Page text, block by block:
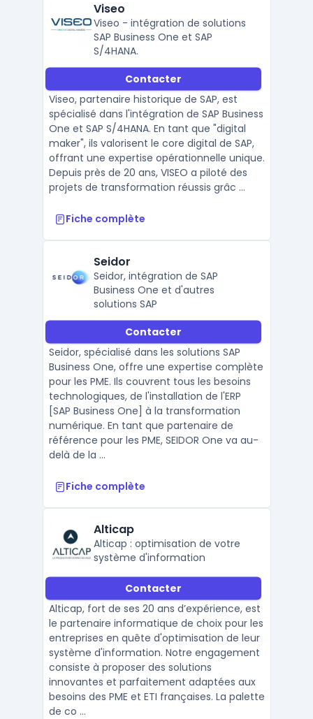
Viseo
Viseo - intégration de solutions
SAP Business One et SAP
S/4HANA.
Contacter
Viseo, partenaire historique de SAP, est
spécialisé dans l'intégration de SAP Business
One et SAP S/4HANA. En tant que "digital
maker", ils valorisent le core digital de SAP,
offrant une expertise opérationnelle unique.
Depuis près de 20 ans, VISEO a piloté des
projets de transformation réussis grâc ...
Fiche complète
Seidor
Seidor, intégration de SAP
Business One et d'autres
solutions SAP
Contacter
Seidor, spécialisé dans les solutions SAP
Business One, offre une expertise complète
pour les PME. Ils couvrent tous les besoins
technologiques, de l'installation de l'ERP
[SAP Business One] à la transformation
numérique. En tant que partenaire de
référence pour les PME, SEIDOR One va au-
delà de la ...
Fiche complète
Alticap
Alticap : optimisation de votre
système d'information
Contacter
Alticap, fort de ses 20 ans d’expérience, est
le partenaire informatique de choix pour les
entreprises en quête d'optimisation de leur
système d'information. Notre engagement
consiste à proposer des solutions
innovantes et parfaitement adaptées aux
besoins des PME et ETI françaises. La palette
de co ...